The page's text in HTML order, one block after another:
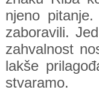
njeno
zaboravili.
zahvalnost
lakše
stvaramo.